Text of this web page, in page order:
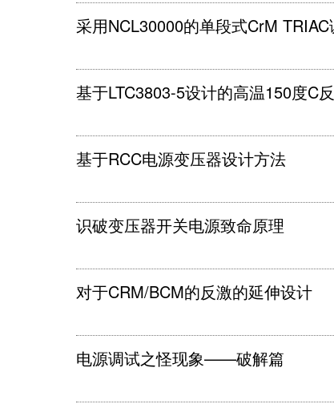
采用NCL30000的单段式CrM
基于LTC3803-5设计的高温150度C
基于RCC电源变压器设计方法
识破变压器开关电源致命原理
对于CRM/BCM的反激的延伸设计
电源调试之怪现象——破解篇